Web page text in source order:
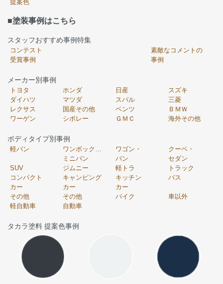
提案色
■塗装事例はこちら
スタッフおすすめ事例特集
コンテスト
受賞事例
素敵なコメントの
事例
メーカー別事例
トヨタ ホンダ 日産
スズキ
ダイハツ
マツダ スバル
三菱
レクサス
国産その他 ベンツ
ＢＭＷ
ワーゲン
シボレー ＧＭＣ 海外その他
ボディタイプ別事例
軽バン
ミニバン
ワゴン・
バン
クーペ・
セダン
SUV
ジムニー 軽トラ
トラック
コンパクト
カー
キャンピング
カー
キッチン
カー
バス
その他
軽自動車
その他
自動車
バイク 車以外
タカラ塗料 提案色事例